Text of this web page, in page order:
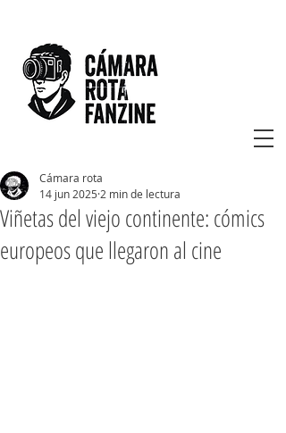
Viñetas del viejo continente: cómics
europeos que llegaron al cine
Cámara rota
14 jun 2025 2 min de lectura